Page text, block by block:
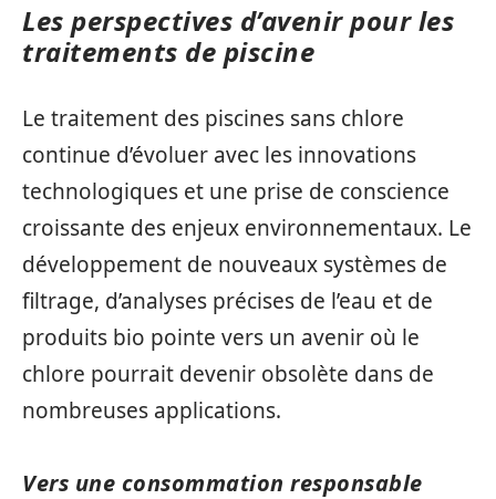
Les perspectives d’avenir pour les
traitements de piscine
Le traitement des piscines sans chlore
continue d’évoluer avec les innovations
technologiques et une prise de conscience
croissante des enjeux environnementaux. Le
développement de nouveaux systèmes de
filtrage, d’analyses précises de l’eau et de
produits bio pointe vers un avenir où le
chlore pourrait devenir obsolète dans de
nombreuses applications.
Vers une consommation responsable